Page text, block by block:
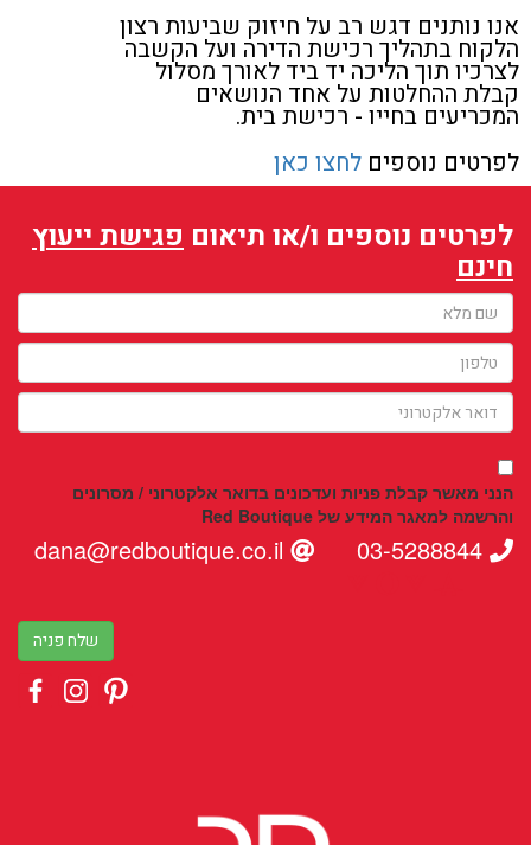
אנו נותנים דגש רב על חיזוק שביעות רצון
הלקוח בתהליך רכישת הדירה ועל הקשבה
לצרכיו תוך הליכה יד ביד לאורך מסלול
קבלת ההחלטות על אחד הנושאים
המכריעים בחייו - רכישת בית.
לפרטים נוספים לחצו כאן
לפרטים נוספים ו/או תיאום פגישת ייעוץ
חינם
הנני מאשר קבלת פניות ועדכונים בדואר אלקטרוני / מסרונים
והרשמה למאגר המידע של Red Boutique
03-5288844
dana@redboutique.co.il